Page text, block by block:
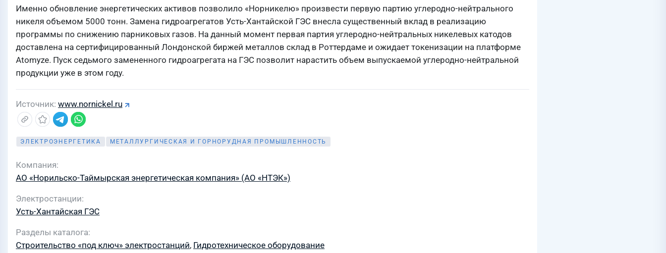
Именно обновление энергетических активов позволило «Норникелю» произвести первую партию углеродно-нейтрального
никеля объемом 5000 тонн. Замена гидроагрегатов Усть-Хантайской ГЭС внесла существенный вклад в реализацию
программы по снижению парниковых газов. На данный момент первая партия углеродно-нейтральных никелевых катодов
доставлена на сертифицированный Лондонской биржей металлов склад в Роттердаме и ожидает токенизации на платформе
Atomyze. Пуск седьмого замененного гидроагрегата на ГЭС позволит нарастить объем выпускаемой углеродно-нейтральной
продукции уже в этом году.
Источник www.nornickel.ru
ЭЛЕКТРОЭНЕРГЕТИКА МЕТАЛЛУРГИЧЕСКАЯ И ГОРНОРУДНАЯ ПРОМЫШЛЕННОСТЬ
Компания
АО «Норильско-Таймырская энергетическая компания» (АО «НТЭК»)
Электростанции
Усть-Хантайская ГЭС
Разделы каталога
Строительство «под ключ» электростанций, Гидротехническое оборудование